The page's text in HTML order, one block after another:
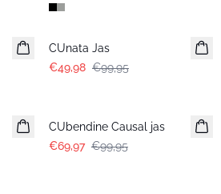
-50%
CUnata Jas
€49,98 €99,95
CUbendine Causal jas
€69,97 €99,95